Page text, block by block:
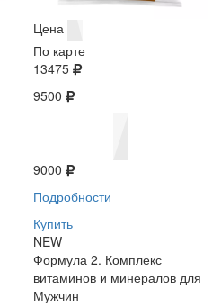
Цена
По карте
13475
9500
9000
Подробности
Купить
NEW
Формула 2. Комплекс
витаминов и минералов для
Мужчин